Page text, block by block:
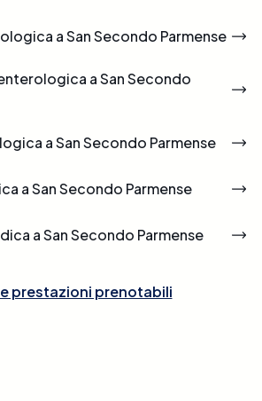
a San Secondo Parmense
a San Secondo
a San Secondo Parmense
a San Secondo Parmense
a San Secondo Parmense
prestazioni prenotabili